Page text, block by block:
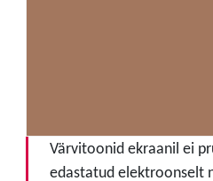
Värvitoonid ekraanil ei
edastatud elektroonselt